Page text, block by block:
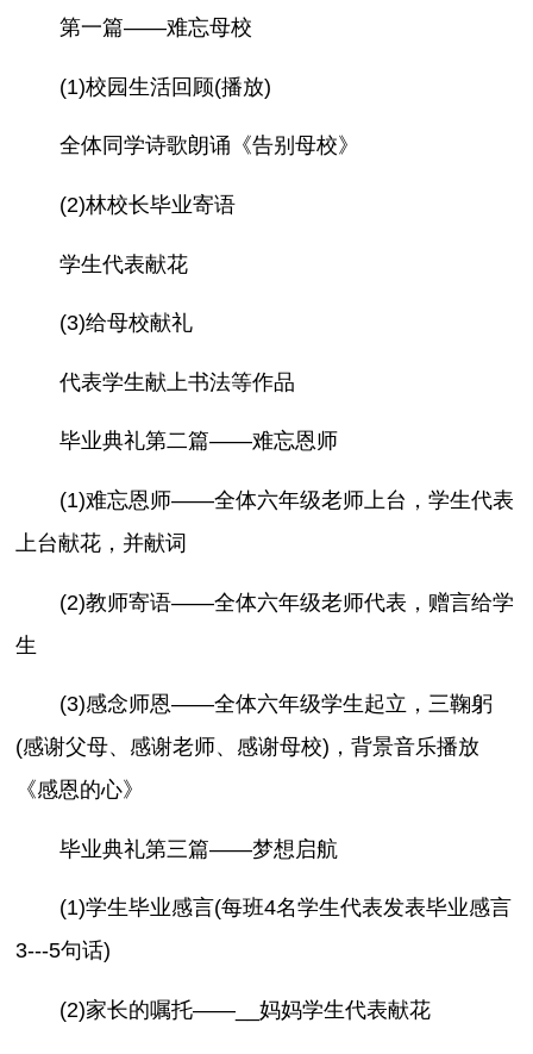
第一篇——难忘母校
(1)校园生活回顾(播放)
全体同学诗歌朗诵《告别母校》
(2)林校长毕业寄语
学生代表献花
(3)给母校献礼
代表学生献上书法等作品
毕业典礼第二篇——难忘恩师
(1)难忘恩师——全体六年级老师上台，学生代表
上台献花，并献词
(2)教师寄语——全体六年级老师代表，赠言给学
生
(3)感念师恩——全体六年级学生起立，三鞠躬
(感谢父母、感谢老师、感谢母校)，背景音乐播放
《感恩的心》
毕业典礼第三篇——梦想启航
(1)学生毕业感言(每班4名学生代表发表毕业感言
3---5句话)
(2)家长的嘱托——__妈妈学生代表献花